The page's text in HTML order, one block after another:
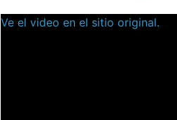
Ve el video en el sitio original.